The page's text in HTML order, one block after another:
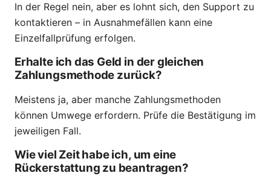
In der Regel nein, aber es lohnt sich, den Support zu
kontaktieren – in Ausnahmefällen kann eine
Einzelfallprüfung erfolgen.
Erhalte ich das Geld in der gleichen
Zahlungsmethode zurück?
Meistens ja, aber manche Zahlungsmethoden
können Umwege erfordern. Prüfe die Bestätigung im
jeweiligen Fall.
Wie viel Zeit habe ich, um eine
Rückerstattung zu beantragen?